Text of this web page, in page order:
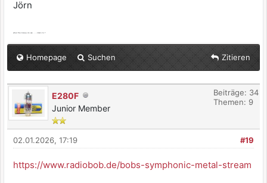
Jörn
what the bleep do we ... - listen to ?
Homepage Suchen Zitieren
E280F
Junior Member
Beiträge: 34
Themen: 9
#19
02.01.2026, 17:19
https://www.radiobob.de/bobs-symphonic-metal-stream